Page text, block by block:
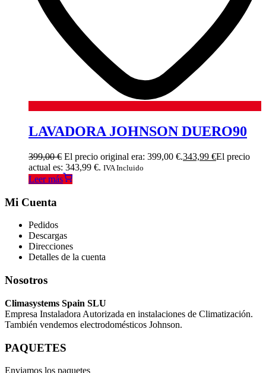
LAVADORA JOHNSON DUERO90
399,00€ El precio original era: 399,00 €.343,99 €El precio
actual es: 343,99 €. IVA Incluido
Leer más
Mi Cuenta
Pedidos
Descargas
Direcciones
Detalles de la cuenta
Nosotros
Climasystems Spain SLU
Empresa Instaladora Autorizada en instalaciones de Climatización.
También vendemos electrodomésticos Johnson.
PAQUETES
Enviamos los paquetes